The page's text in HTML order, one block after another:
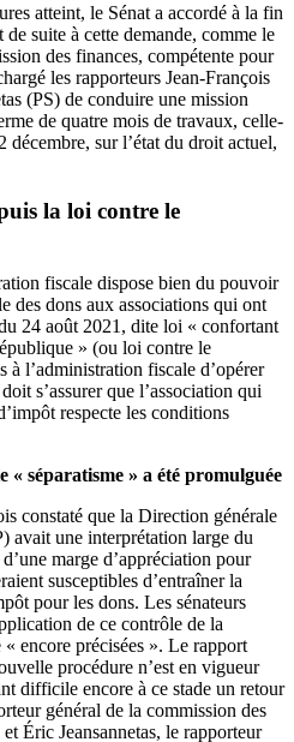
atteint, le Sénat a accordé à la fin
suite à cette demande, comme le
des finances, compétente pour
les rapporteurs Jean-François
(PS) de conduire une mission
de quatre mois de travaux, celle-
décembre, sur l’état du droit actuel,
la loi contre le
fiscale dispose bien du pouvoir
des dons aux associations qui ont
24 août 2021, dite loi « confortant
» (ou loi contre le
à l’administration fiscale d’opérer
s’assurer que l’association qui
respecte les conditions
« séparatisme » a été promulguée
constaté que la Direction générale
avait une interprétation large du
marge d’appréciation pour
susceptibles d’entraîner la
pour les dons. Les sénateurs
de ce contrôle de la
encore précisées ». Le rapport
procédure n’est en vigueur
difficile encore à ce stade un retour
général de la commission des
Éric Jeansannetas, le rapporteur